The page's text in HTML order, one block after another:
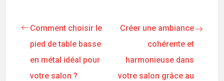
Comment choisir le
pied de table basse
en métal idéal pour
votre salon ?
Créer une ambiance
cohérente et
harmonieuse dans
votre salon grâce au